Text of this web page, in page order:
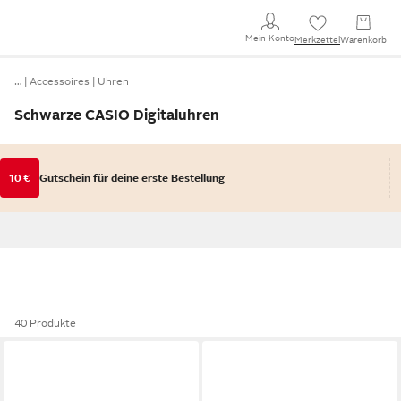
Mein KontoMerkzettel Warenkorb
… Accessoires Uhren
Schwarze CASIO Digitaluhren
10 € Gutschein für deine erste Bestellung
40 Produkte